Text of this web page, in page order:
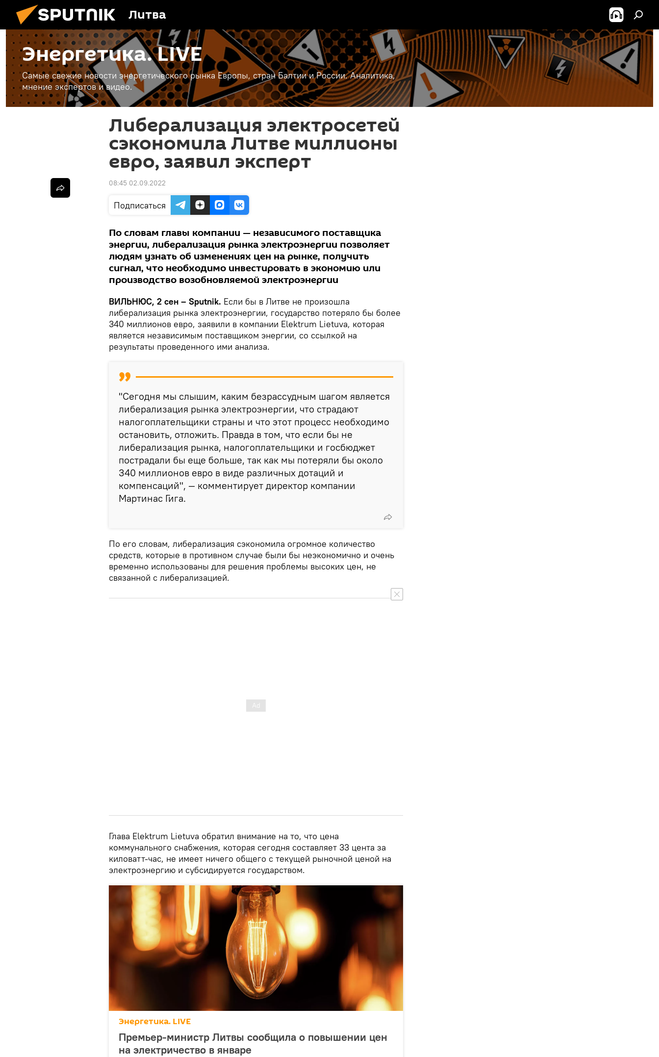
Литва
Энергетика. LIVE
Самые свежие новости энергетического рынка Европы, стран Балтии и России. Аналитика,
мнение экспертов и видео.
Либерализация электросетей
сэкономила Литве миллионы
евро, заявил эксперт
08:45 02.09.2022
Подписаться
По словам главы компании — независимого поставщика
энергии, либерализация рынка электроэнергии позволяет
людям узнать об изменениях цен на рынке, получить
сигнал, что необходимо инвестировать в экономию или
производство возобновляемой электроэнергии
ВИЛЬНЮС, 2 сен – Sputnik. Если бы в Литве не произошла
либерализация рынка электроэнергии, государство потеряло бы более
340 миллионов евро, заявили в компании Elektrum Lietuva, которая
является независимым поставщиком энергии, со ссылкой на
результаты проведенного ими анализа.
"Сегодня мы слышим, каким безрассудным шагом является
либерализация рынка электроэнергии, что страдают
налогоплательщики страны и что этот процесс необходимо
остановить, отложить. Правда в том, что если бы не
либерализация рынка, налогоплательщики и госбюджет
пострадали бы еще больше, так как мы потеряли бы около
340 миллионов евро в виде различных дотаций и
компенсаций", — комментирует директор компании
Мартинас Гига.
По его словам, либерализация сэкономила огромное количество
средств, которые в противном случае были бы неэкономично и очень
временно использованы для решения проблемы высоких цен, не
связанной с либерализацией.
Глава Elektrum Lietuva обратил внимание на то, что цена
коммунального снабжения, которая сегодня составляет 33 цента за
киловатт-час, не имеет ничего общего с текущей рыночной ценой на
электроэнергию и субсидируется государством.
Энергетика. LIVE
Премьер-министр Литвы сообщила о повышении цен
на электричество в январе